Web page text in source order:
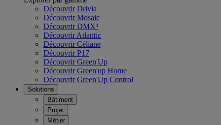
Découvrir Drivia
Découvrir Mosaic
Découvrir DMX³
Découvrir Atlantic
Découvrir Céliane
Découvrir P17
Découvrir Green'Up
Découvrir Green'up Home
Découvrir Green'Up Control
Solutions
Bâtiment
Projet
Métier